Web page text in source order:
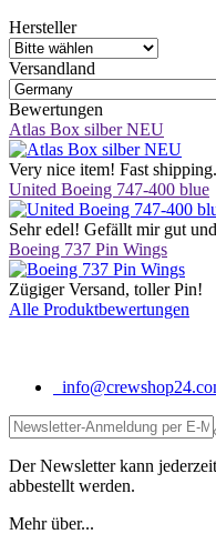
Hersteller
Versandland
Bewertungen
Atlas Box silber NEU
Very nice item! Fast shipping.
United Boeing 747-400 blue
Sehr edel! Gefällt mir gut
Boeing 737 Pin Wings
Zügiger Versand, toller Pin!
Alle Produktbewertungen
Der Newsletter kann
abbestellt werden.
Mehr über...